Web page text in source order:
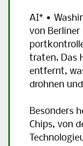
AI* •
von Ber­li­ner
tra­ten. Das
ent­fernt,
droh­nen
Besonders
Chips, von